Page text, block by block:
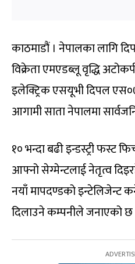
काठमाडौं । नेपालका लागि
विक्रेता एमएडब्लू वृद्धि
इलेक्ट्रिक एसयूभी दिपल
आगामी साता नेपालमा
१० भन्दा बढी इन्डस्ट्री फस्ट
आफ्नो सेग्मेन्टलाई नेतृत्व
नयाँ मापदण्डको इन्टेलिजेन्ट
दिलाउने कम्पनीले जनाएको छ